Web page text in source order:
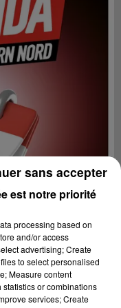
est notre priorité
processing based on
and/or access
advertising; Create
to select personalised
Measure content
or combinations
services; Create
sans accepter